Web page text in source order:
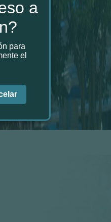
a
para
el